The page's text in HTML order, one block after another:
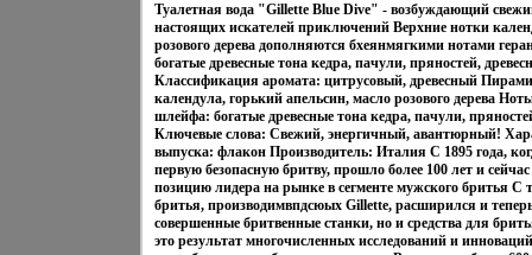
Туалетная вода "Gillette Blue Dive" - возбуждающий
настоящих искателей приключений Верхние нотки
розового дерева дополняются бхеянмягкими нотами
богатые древесные тона кедра, пачули, пряностей,
Классификация аромата: цитрусовый, древесный
календула, горький апельсин, масло розового дерева
шлейфа: богатые древесные тона кедра, пачули,
Ключевые слова: Свежий, энергичный, авантюрный!
выпуска: флакон Производитель: Италия С 1895 года,
первую безопасную бритву, прошло более 100 лет и
позицию лидера на рынке в сегменте мужского бритья С
бритья, производимвпдсюых Gillette, расширился и
совершенные бритвенные станки, но и средства для
это результат многочисленных исследований и